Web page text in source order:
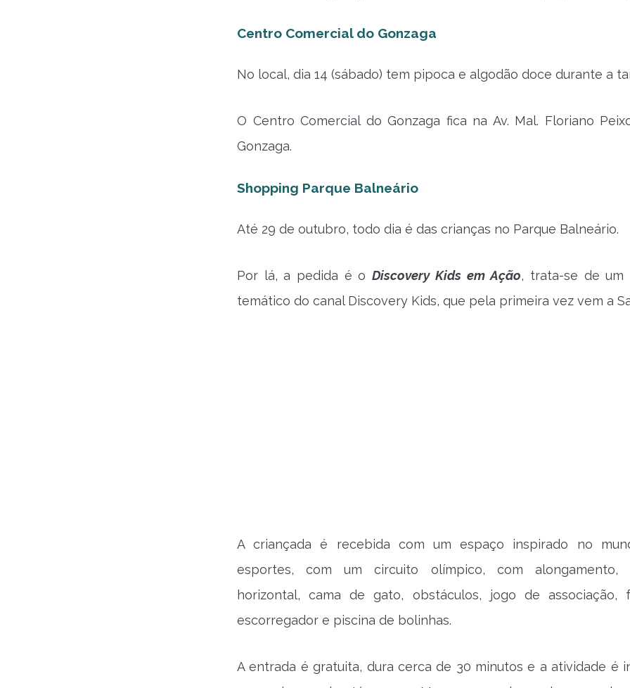
Centro Comercial do Gonzaga
No local, dia 14 (sábado) tem pipoca e algodão doce durante a
O Centro Comercial do Gonzaga fica na Av. Mal. Floriano
Gonzaga.
Shopping Parque Balneário
Até 29 de outubro, todo dia é das crianças no Parque Balneário.
Por lá, a pedida é oDiscovery Kids em Ação, trata-se de um
temático do canal Discovery Kids, que pela primeira vez vem a
A criançada é recebida com um espaço inspirado no
esportes, com um circuito olímpico, com alongamento,
horizontal, cama de gato, obstáculos, jogo de associação,
escorregador e piscina de bolinhas.
A entrada é gratuita, dura cerca de 30 minutos e a atividade é